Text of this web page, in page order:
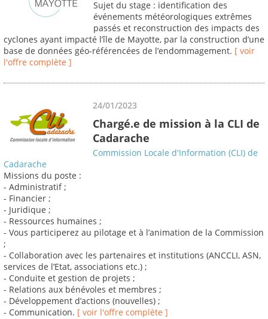
Sujet du stage : identification des
événements météorologiques extrêmes
passés et reconstruction des impacts des
cyclones ayant impacté l’île de Mayotte, par la construction d’une
base de données géo‐référencées de l’endommagement. [ voir
l'offre complète ]
24/01/2023
Chargé.e de mission à la CLI de
Cadarache
Commission Locale d'Information (CLI) de
Cadarache
Missions du poste :
- Administratif ;
- Financier ;
- Juridique ;
- Ressources humaines ;
- Vous participerez au pilotage et à l’animation de la Commission
;
- Collaboration avec les partenaires et institutions (ANCCLI, ASN,
services de l’Etat, associations etc.) ;
- Conduite et gestion de projets ;
- Relations aux bénévoles et membres ;
- Développement d’actions (nouvelles) ;
- Communication. [ voir l'offre complète ]